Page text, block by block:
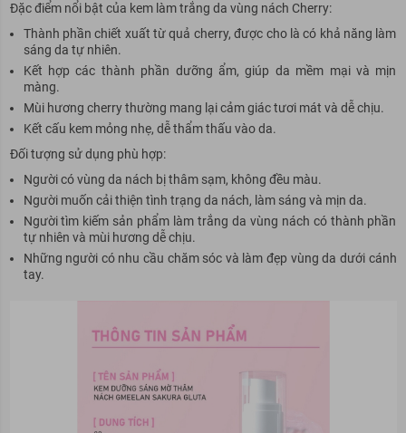
Đặc điểm nổi bật của kem làm trắng da vùng nách Cherry:
Thành phần chiết xuất từ quả cherry, được cho là có khả năng làm
sáng da tự nhiên.
Kết hợp các thành phần dưỡng ẩm, giúp da mềm mại và mịn
màng.
Mùi hương cherry thường mang lại cảm giác tươi mát và dễ chịu.
Kết cấu kem mỏng nhẹ, dễ thẩm thấu vào da.
Đối tượng sử dụng phù hợp:
Người có vùng da nách bị thâm sạm, không đều màu.
Người muốn cải thiện tình trạng da nách, làm sáng và mịn da.
Người tìm kiếm sản phẩm làm trắng da vùng nách có thành phần
tự nhiên và mùi hương dễ chịu.
Những người có nhu cầu chăm sóc và làm đẹp vùng da dưới cánh
tay.